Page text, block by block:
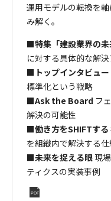
運用モデルの転換を
み解く。
■特集「建設業界の未
に対する具体的な解
■ トップインタビュー
標準化という戦略
■Ask the Board フ
解決の可能性
■働き方をSHIFTする
を組織内で解決する
■未来を捉える眼 現
ティクスの実装事例
PDF